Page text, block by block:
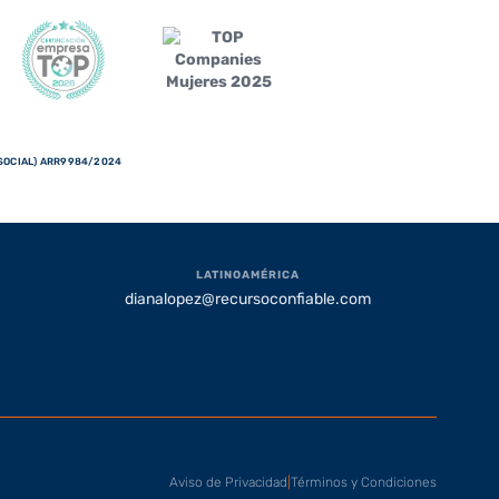
SOCIAL) ARR9984/2024
LATINOAMÉRICA
dianalopez@recursoconfiable.com
Aviso de Privacidad Términos y Condiciones